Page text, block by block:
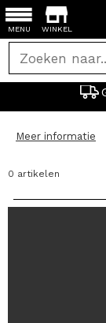
WINKEL
MENU
Meer informatie
0 artikelen